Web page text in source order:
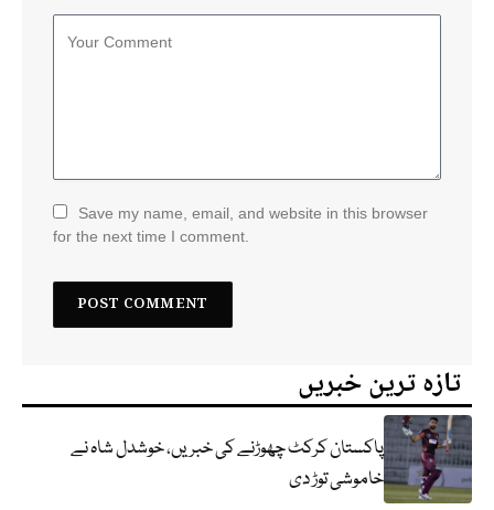
Save my name, email, and website in this browser
for the next time I comment.
تازہ ترین خبریں
پاکستان کرکٹ چھوڑنے کی خبریں، خوشدل شاہ نے
خاموشی توڑ دی